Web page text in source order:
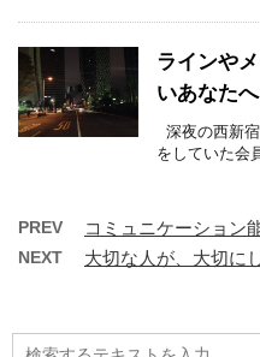
ラインや
いあなたへ
深夜の西新
をしていた会
PREV コミュニケーション
NEXT 大切な人が、大切に